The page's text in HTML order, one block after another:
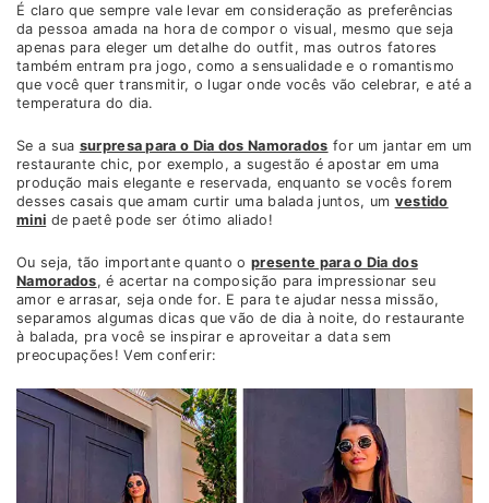
É claro que sempre vale levar em consideração as preferências
da pessoa amada na hora de compor o visual, mesmo que seja
apenas para eleger um detalhe do outfit, mas outros fatores
também entram pra jogo, como a sensualidade e o romantismo
que você quer transmitir, o lugar onde vocês vão celebrar, e até a
temperatura do dia.
Se a sua surpresa para o Dia dos Namorados for um jantar em um
restaurante chic, por exemplo, a sugestão é apostar em uma
produção mais elegante e reservada, enquanto se vocês forem
desses casais que amam curtir uma balada juntos, um vestido
mini de paetê pode ser ótimo aliado!
Ou seja, tão importante quanto o presente para o Dia dos
Namorados, é acertar na composição para impressionar seu
amor e arrasar, seja onde for. E para te ajudar nessa missão,
separamos algumas dicas que vão de dia à noite, do restaurante
à balada, pra você se inspirar e aproveitar a data sem
preocupações! Vem conferir: